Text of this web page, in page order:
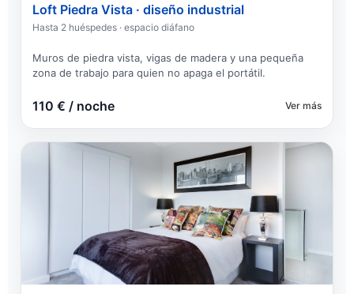
Loft Piedra Vista · diseño industrial
Hasta 2 huéspedes · espacio diáfano
Muros de piedra vista, vigas de madera y una pequeña
zona de trabajo para quien no apaga el portátil.
110 € / noche Ver más